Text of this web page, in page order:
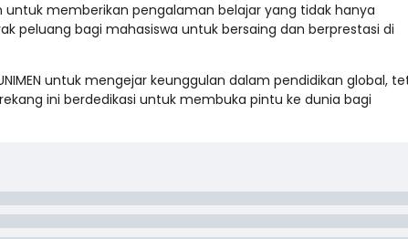
untuk memberikan pengalaman belajar yang tidak hanya
peluang bagi mahasiswa untuk bersaing dan berprestasi di
untuk mengejar keunggulan dalam pendidikan global,
ini berdedikasi untuk membuka pintu ke dunia bagi